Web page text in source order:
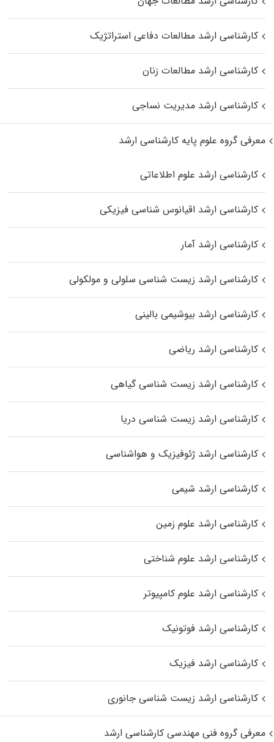
کارشناسی ارشد مطالعات دفاعی استراتژیک
کارشناسی ارشد مطالعات زنان
کارشناسی ارشد مدیریت نساجی
معرفی گروه علوم پایه کارشناسی ارشد
کارشناسی ارشد علوم اطلاعاتی
کارشناسی ارشد اقیانوس‌ شناسی فیزیکی
کارشناسی ارشد آمار
کارشناسی ارشد زیست شناسی سلولی و مولکولی
کارشناسی ارشد بیوشیمی بالینی
کارشناسی ارشد ریاضی
کارشناسی ارشد زیست‌ شناسی گیاهی
کارشناسی ارشد زیست‌ شناسی دریا
کارشناسی ارشد ژئوفیزیک و هواشناسی
کارشناسی ارشد شیمی
کارشناسی ارشد علوم زمین
کارشناسی ارشد علوم شناختی
کارشناسی ارشد علوم کامپیوتر
کارشناسی ارشد فوتونیک
کارشناسی ارشد فیزیک
کارشناسی ارشد زیست‌ شناسی جانوری
معرفی گروه فنی مهندسی کارشناسی ارشد